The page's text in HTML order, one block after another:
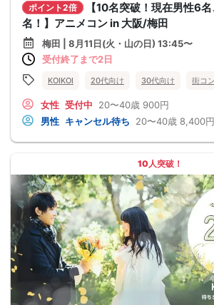
ポイント2倍
【10名突破！現在男性6
名！】アニメコン in 大阪/梅田
梅田 | 8月11日(火・山の日) 13:45〜
受付終了まで2日
KOIKOI 20代向け 30代向け 街コン
女性 受付中 20〜40歳 900円
男性 キャンセル待ち 20〜40歳 8,400円
10人突破！